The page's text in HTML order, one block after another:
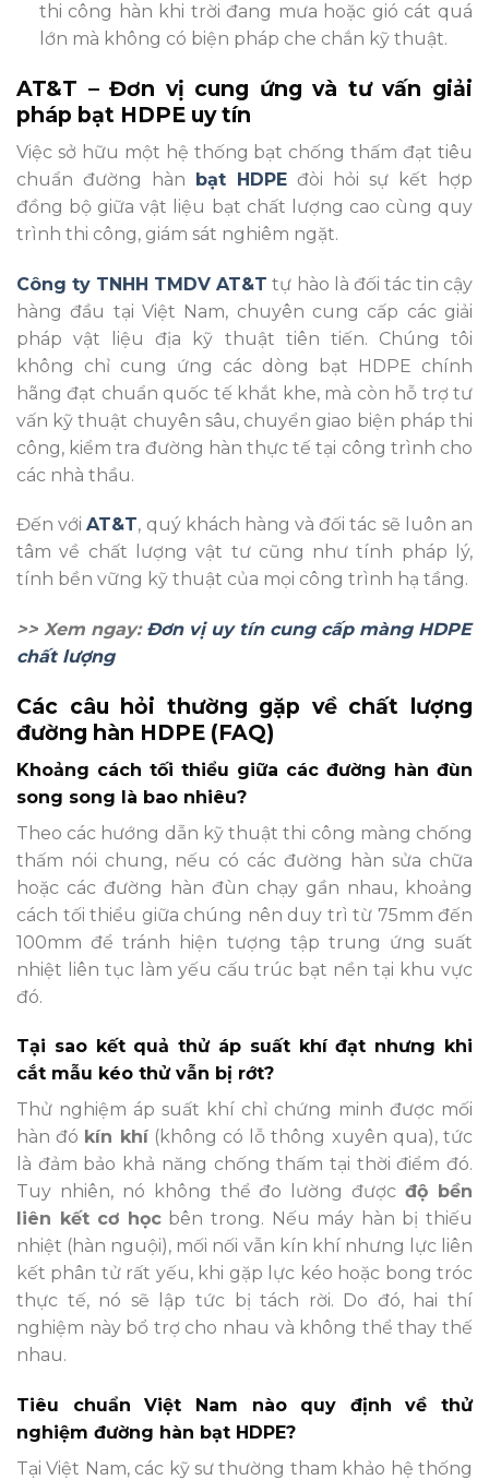
thi công hàn khi trời đang mưa hoặc gió cát quá
lớn mà không có biện pháp che chắn kỹ thuật.
AT&T – Đơn vị cung ứng và tư vấn giải
pháp bạt HDPE uy tín
Việc sở hữu một hệ thống bạt chống thấm đạt tiêu
chuẩn đường hàn bạt HDPE đòi hỏi sự kết hợp
đồng bộ giữa vật liệu bạt chất lượng cao cùng quy
trình thi công, giám sát nghiêm ngặt.
Công ty TNHH TMDV AT&T tự hào là đối tác tin cậy
hàng đầu tại Việt Nam, chuyên cung cấp các giải
pháp vật liệu địa kỹ thuật tiên tiến. Chúng tôi
không chỉ cung ứng các dòng bạt HDPE chính
hãng đạt chuẩn quốc tế khắt khe, mà còn hỗ trợ tư
vấn kỹ thuật chuyên sâu, chuyển giao biện pháp thi
công, kiểm tra đường hàn thực tế tại công trình cho
các nhà thầu.
Đến vớiAT&T, quý khách hàng và đối tác sẽ luôn an
tâm về chất lượng vật tư cũng như tính pháp lý,
tính bền vững kỹ thuật của mọi công trình hạ tầng.
>> Xem ngay: Đơn vị uy tín cung cấp màng HDPE
chất lượng
Các câu hỏi thường gặp về chất lượng
đường hàn HDPE (FAQ)
Khoảng cách tối thiểu giữa các đường hàn đùn
song song là bao nhiêu?
Theo các hướng dẫn kỹ thuật thi công màng chống
thấm nói chung, nếu có các đường hàn sửa chữa
hoặc các đường hàn đùn chạy gần nhau, khoảng
cách tối thiểu giữa chúng nên duy trì từ 75mm đến
100mm để tránh hiện tượng tập trung ứng suất
nhiệt liên tục làm yếu cấu trúc bạt nền tại khu vực
đó.
Tại sao kết quả thử áp suất khí đạt nhưng khi
cắt mẫu kéo thử vẫn bị rớt?
Thử nghiệm áp suất khí chỉ chứng minh được mối
hàn đó kín khí(không có lỗ thông xuyên qua), tức
là đảm bảo khả năng chống thấm tại thời điểm đó.
Tuy nhiên, nó không thể đo lường đượcđộ bền
liên kết cơ họcbên trong. Nếu máy hàn bị thiếu
nhiệt (hàn nguội), mối nối vẫn kín khí nhưng lực liên
kết phân tử rất yếu, khi gặp lực kéo hoặc bong tróc
thực tế, nó sẽ lập tức bị tách rời. Do đó, hai thí
nghiệm này bổ trợ cho nhau và không thể thay thế
nhau.
Tiêu chuẩn Việt Nam nào quy định về thử
nghiệm đường hàn bạt HDPE?
Tại Việt Nam, các kỹ sư thường tham khảo hệ thống